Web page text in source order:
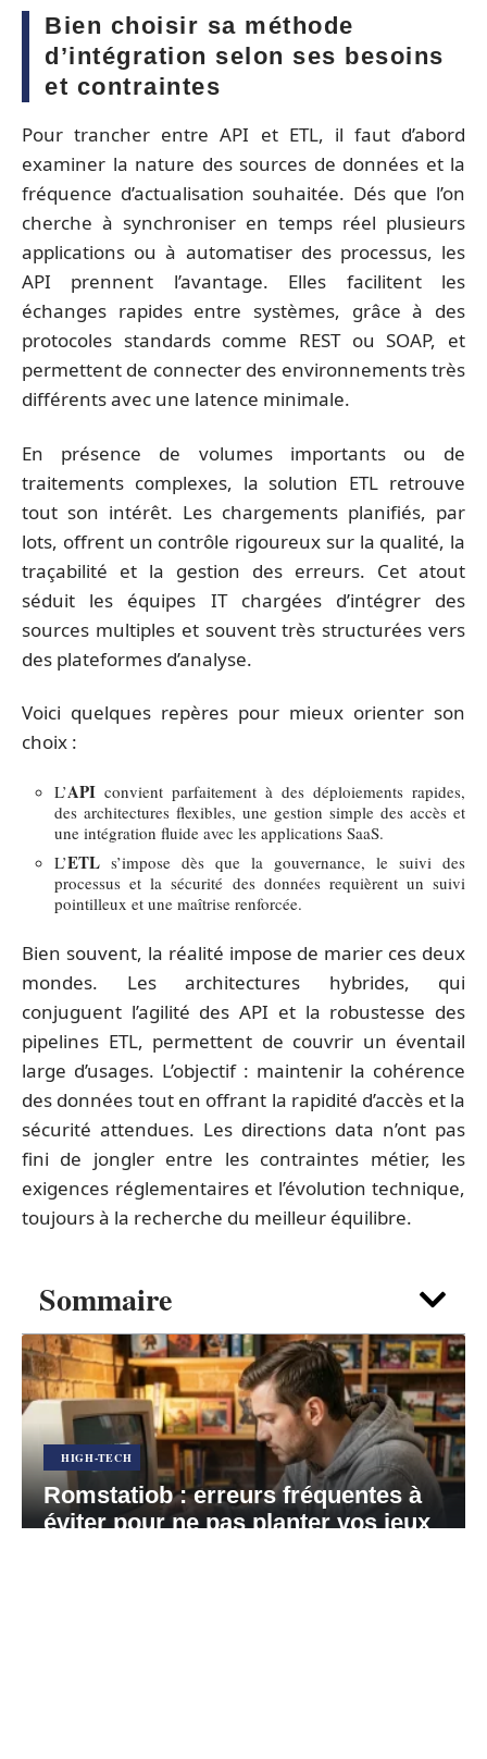
Sommaire
HIGH-TECH
Romstatiob : erreurs fréquentes à
éviter pour ne pas planter vos jeux
Bien choisir sa méthode
d’intégration selon ses besoins
et contraintes
Pour trancher entre API et ETL, il faut d’abord
examiner la nature des sources de données et la
fréquence d’actualisation souhaitée. Dés que l’on
cherche à synchroniser en temps réel plusieurs
applications ou à automatiser des processus, les
API prennent l’avantage. Elles facilitent les
échanges rapides entre systèmes, grâce à des
protocoles standards comme REST ou SOAP, et
permettent de connecter des environnements très
différents avec une latence minimale.
En présence de volumes importants ou de
traitements complexes, la solution ETL retrouve
tout son intérêt. Les chargements planifiés, par
lots, offrent un contrôle rigoureux sur la qualité, la
traçabilité et la gestion des erreurs. Cet atout
séduit les équipes IT chargées d’intégrer des
sources multiples et souvent très structurées vers
des plateformes d’analyse.
Voici quelques repères pour mieux orienter son
choix :
L’API convient parfaitement à des déploiements rapides,
des architectures flexibles, une gestion simple des accès et
une intégration fluide avec les applications SaaS.
L’ETL s’impose dès que la gouvernance, le suivi des
processus et la sécurité des données requièrent un suivi
pointilleux et une maîtrise renforcée.
Bien souvent, la réalité impose de marier ces deux
mondes. Les architectures hybrides, qui
conjuguent l’agilité des API et la robustesse des
pipelines ETL, permettent de couvrir un éventail
large d’usages. L’objectif : maintenir la cohérence
des données tout en offrant la rapidité d’accès et la
sécurité attendues. Les directions data n’ont pas
fini de jongler entre les contraintes métier, les
exigences réglementaires et l’évolution technique,
toujours à la recherche du meilleur équilibre.